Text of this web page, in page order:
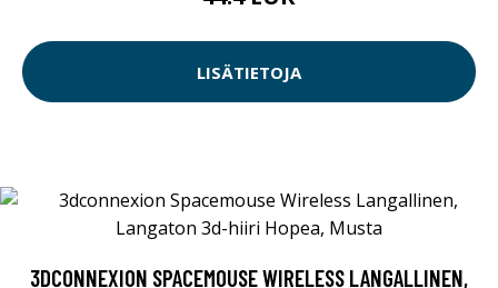
LISÄTIETOJA
3DCONNEXION SPACEMOUSE WIRELESS LANGALLINEN,